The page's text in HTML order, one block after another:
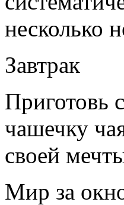
несколько
Завтрак
Приготовь
чашечку
своей
Мир за